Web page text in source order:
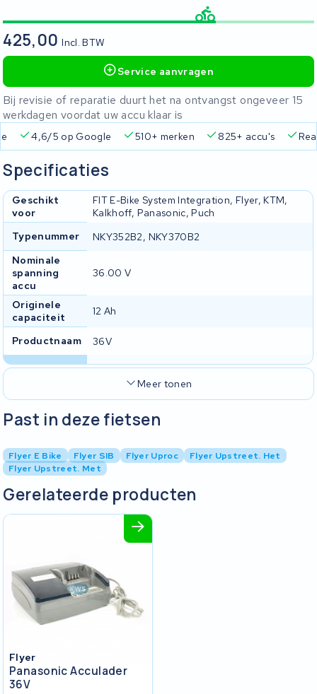
425,00Incl. BTW
Service aanvragen
Bij revisie of reparatie duurt het na ontvangst ongeveer 15
werkdagen voordat uw accu klaar is
4,6/5 op Google 510+ merken 825+ accu's
Specificaties
Geschikt
voor
FIT E-Bike System Integration, Flyer, KTM,
Kalkhoff, Panasonic, Puch
Typenummer
NKY352B2, NKY370B2
Nominale
spanning
accu
36.00 V
Originele
capaciteit
12 Ah
Productnaam 36V
Meer tonen
Past in deze fietsen
Flyer E Bike Flyer SIB Flyer Uproc
Flyer Upstreet. Het
Flyer Upstreet. Met
Gerelateerde producten
Flyer
Panasonic Acculader
36V